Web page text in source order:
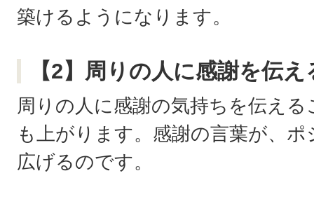
築けるようになります。
【2】周りの人に感謝を伝え
周りの人に感謝の気持ちを伝え
も上がります。感謝の言葉が、
広げるのです。